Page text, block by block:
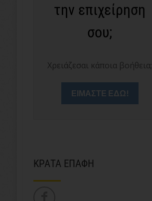
την επιχείρηση
σου;
Χρειάζεσαι κάποια βοήθεια;
ΕΙΜΑΣΤΕ ΕΔΩ!
ΚΡΑΤΑ ΕΠΑΦΗ